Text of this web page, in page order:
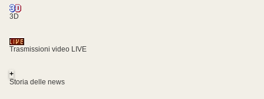
3D
Trasmissioni video LIVE
+
Storia delle news